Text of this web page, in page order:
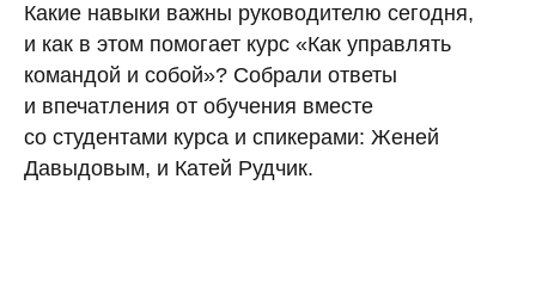
Какие навыки важны руководителю сегодня,
и как в этом помогает курс «Как управлять
командой и собой»? Собрали ответы
и впечатления от обучения вместе
со студентами курса и спикерами: Женей
Давыдовым, и Катей Рудчик.